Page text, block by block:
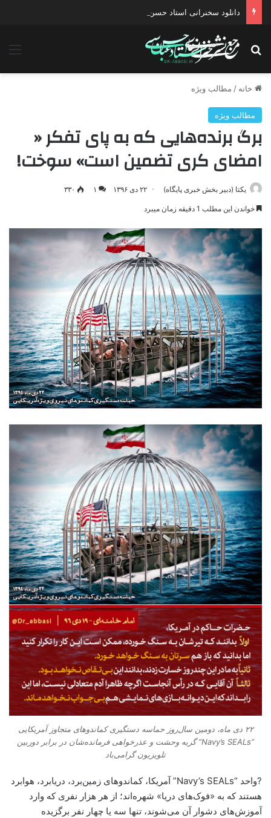
جستجو برای
خانه / مطالب ویژه
مطالب ویژه
برگ برنده‌هایی که به پای تفکر «
امضای کری تضمین است» سوخت!
یکتا (دبیر بخش خبری پایگاه) ۲۲ دی ۱۳۹۶ ۱ ۳۳۰
خواندن این مطلب 1 دقیقه زمان میبرد
۲۲ دی ماه، دومین سال‌روز حماسه دستگیری کماندوهای متجاوز آمریکایی
“Navy’s SEALs” گریه وحشت و عذرخواهی فرمانده‌‌شان در برابر دوربین
تلویزیون گرامی‌باد
?واحد “Navy’s SEALs” آمریکا، کماندوهای زمین‌برد، دریابرد، هوابرد
هستند که به «فوک‌های دریا» شهره‌اند؛ از هر هزار نفری که وارد
آموزش‌های دشوار آن می‌شوند، تنها سه یا چهار نفر برگزیده